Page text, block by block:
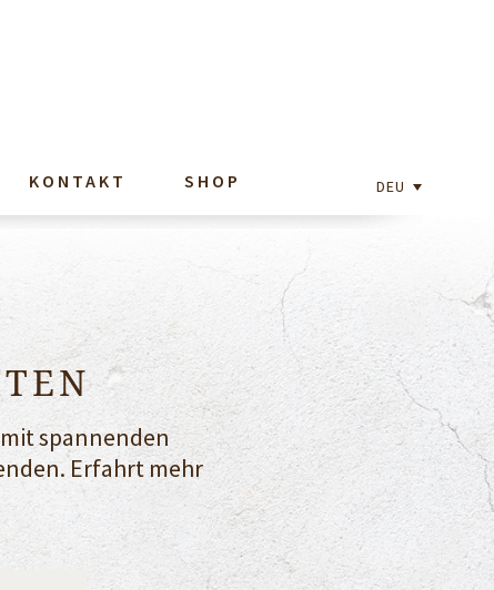
KONTAKT SHOP DEU
spannenden
Erfahrt mehr